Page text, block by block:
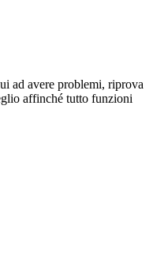
ad avere problemi, riprova
affinché tutto funzioni